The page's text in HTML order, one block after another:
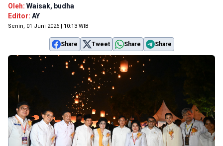
Oleh: Waisak, budha
Editor: AY
Senin, 01 Juni 2026 | 10:13 WIB
Share Tweet Share Share